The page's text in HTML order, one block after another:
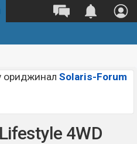
ориджинал Solaris-Forum
4WD